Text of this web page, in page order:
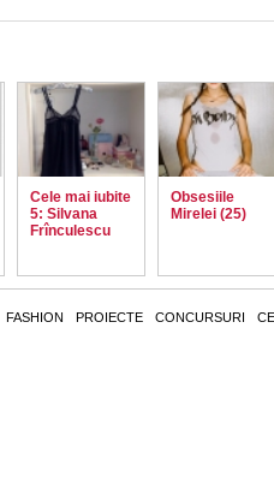
Cele mai iubite
5: Silvana
Frînculescu
Obsesiile
Mirelei (25)
FASHION PROIECTE CONCURSURI